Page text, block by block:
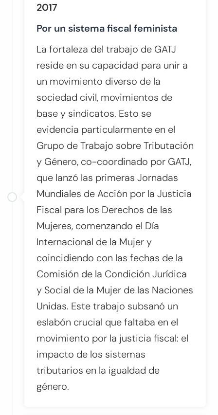
2017
Por un sistema fiscal feminista
La fortaleza del trabajo de GATJ
reside en su capacidad para unir a
un movimiento diverso de la
sociedad civil, movimientos de
base y sindicatos. Esto se
evidencia particularmente en el
Grupo de Trabajo sobre Tributación
y Género, co-coordinado por GATJ,
que lanzó las primeras Jornadas
Mundiales de Acción por la Justicia
Fiscal para los Derechos de las
Mujeres, comenzando el Día
Internacional de la Mujer y
coincidiendo con las fechas de la
Comisión de la Condición Jurídica
y Social de la Mujer de las Naciones
Unidas. Este trabajo subsanó un
eslabón crucial que faltaba en el
movimiento por la justicia fiscal: el
impacto de los sistemas
tributarios en la igualdad de
género.